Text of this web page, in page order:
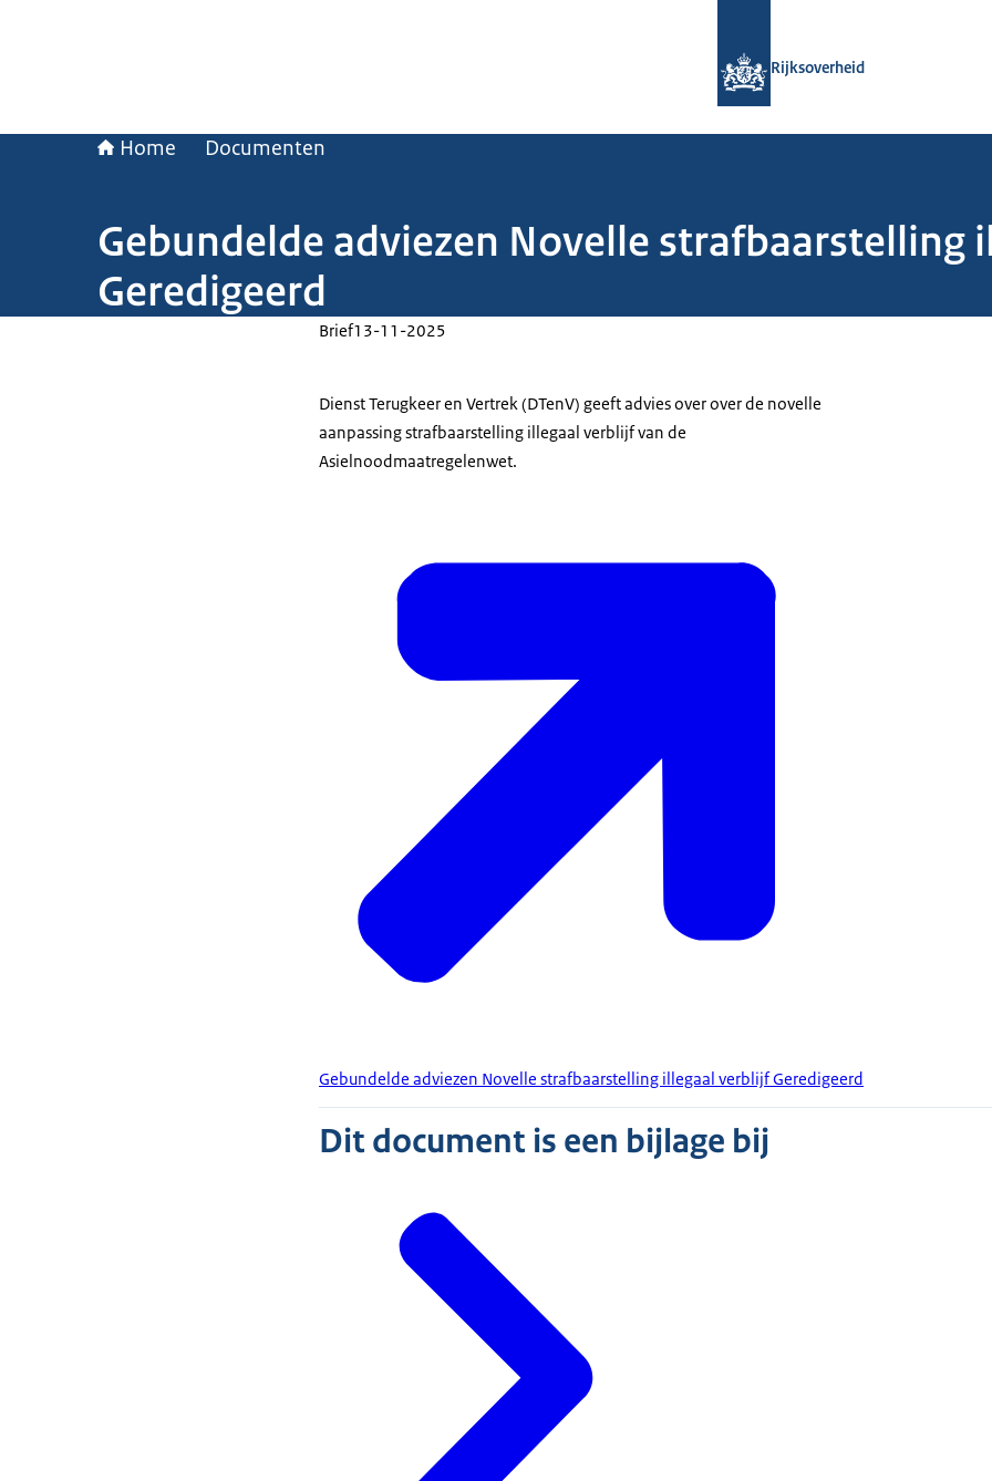
Rijksoverheid
Home Documenten
Gebundelde adviezen Novelle strafbaarstelling
Geredigeerd
Brief13-11-2025
Dienst Terugkeer en Vertrek (DTenV) geeft advies over over de novelle
aanpassing strafbaarstelling illegaal verblijf van de
Asielnoodmaatregelenwet.
Gebundelde adviezen Novelle strafbaarstelling illegaal verblijf Geredigeerd
Dit document is een bijlage bij